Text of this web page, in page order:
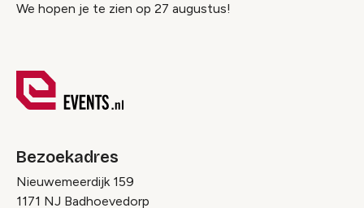
We hopen je te zien op 27 augustus!
Bezoekadres
Nieuwemeerdijk 159
1171 NJ Badhoevedorp